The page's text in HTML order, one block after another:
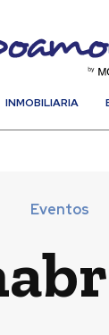
INMOBILIARIA
Eventos